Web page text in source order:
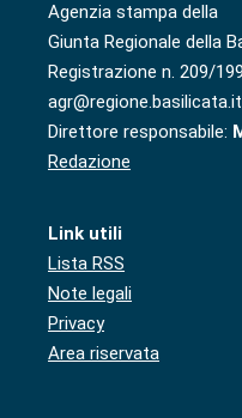
Agenzia stampa della
Giunta Regionale della
Registrazione n. 209/
agr@regione.basilicata.it
Direttore responsabile:
Redazione
Link utili
Lista RSS
Note legali
Privacy
Area riservata